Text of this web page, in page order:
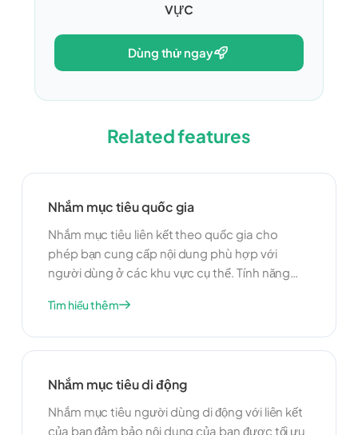
vực
dùng thử ngay
Related features
Nhắm mục tiêu quốc gia
Nhắm mục tiêu liên kết theo quốc gia cho
phép bạn cung cấp nội dung phù hợp với
người dùng ở các khu vực cụ thể. Tính năng
ở nhiều quốc gia và muốn điều chỉnh nỗ lực
nhau. Bằng cách cung cấp nội dung được bản
người dùng và tăng hiệu quả chiến dịch của
bạn.
Tìm hiểu thêm
Nhắm mục tiêu di động
Nhắm mục tiêu người dùng di động với liên kết
của bạn đảm bảo nội dung của bạn được tối ưu